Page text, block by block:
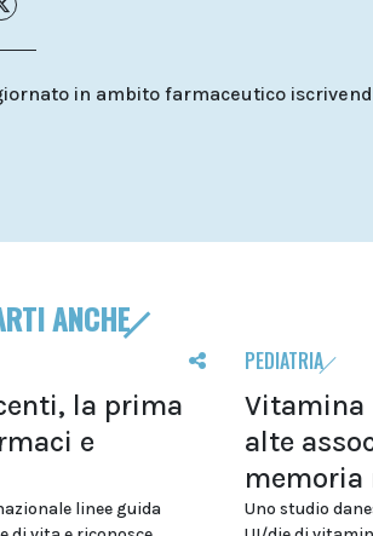
in ambito farmaceutico
ANCHE
la prima
e
linee guida
PEDIATRIA
Vitamina
alte
Uno studio